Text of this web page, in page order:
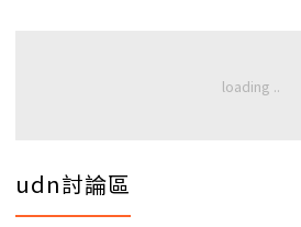
udn討論區